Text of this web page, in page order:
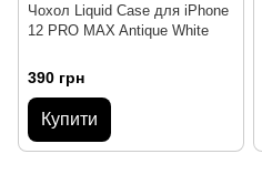
Чохол Liquid Case для iPhone
12 PRO MAX Antique White
390 грн
Купити